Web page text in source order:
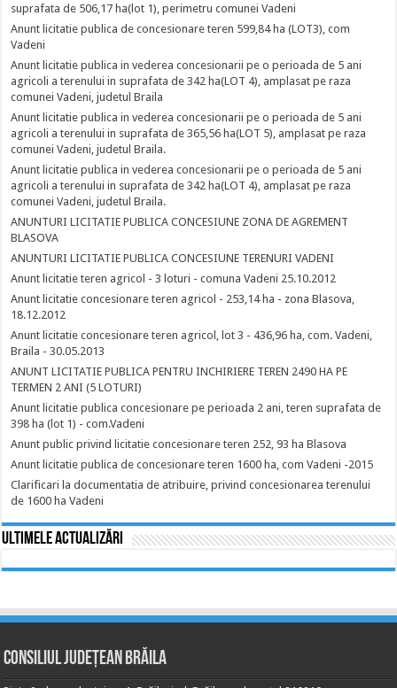
suprafata de 506,17 ha(lot 1), perimetru comunei Vadeni
Anunt licitatie publica de concesionare teren 599,84 ha (LOT3), com
Vadeni
Anunt licitatie publica in vederea concesionarii pe o perioada de 5 ani
agricoli a terenului in suprafata de 342 ha(LOT 4), amplasat pe raza
comunei Vadeni, judetul Braila
Anunt licitatie publica in vederea concesionarii pe o perioada de 5 ani
agricoli a terenului in suprafata de 365,56 ha(LOT 5), amplasat pe raza
comunei Vadeni, judetul Braila.
Anunt licitatie publica in vederea concesionarii pe o perioada de 5 ani
agricoli a terenului in suprafata de 342 ha(LOT 4), amplasat pe raza
comunei Vadeni, judetul Braila.
ANUNTURI LICITATIE PUBLICA CONCESIUNE ZONA DE AGREMENT
BLASOVA
ANUNTURI LICITATIE PUBLICA CONCESIUNE TERENURI VADENI
Anunt licitatie teren agricol - 3 loturi - comuna Vadeni 25.10.2012
Anunt licitatie concesionare teren agricol - 253,14 ha - zona Blasova,
18.12.2012
Anunt licitatie concesionare teren agricol, lot 3 - 436,96 ha, com. Vadeni,
Braila - 30.05.2013
ANUNT LICITATIE PUBLICA PENTRU INCHIRIERE TEREN 2490 HA PE
TERMEN 2 ANI (5 LOTURI)
Anunt licitatie publica concesionare pe perioada 2 ani, teren suprafata de
398 ha (lot 1) - com.Vadeni
Anunt public privind licitatie concesionare teren 252, 93 ha Blasova
Anunt licitatie publica de concesionare teren 1600 ha, com Vadeni -2015
Clarificari la documentatia de atribuire, privind concesionarea terenului
de 1600 ha Vadeni
Ultimele actualizări
Consiliul Județean Brăila